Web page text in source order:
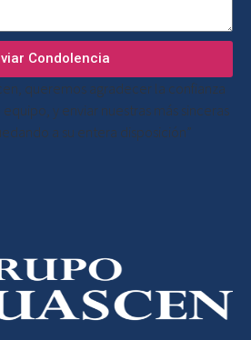
Condolencia
queremos agradecer la confianza
y enviar nuestras más sinceras
a su entera disposición”